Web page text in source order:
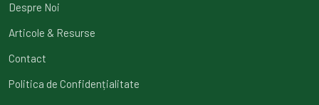
Despre Noi
Articole & Resurse
Contact
Politica de Confidențialitate